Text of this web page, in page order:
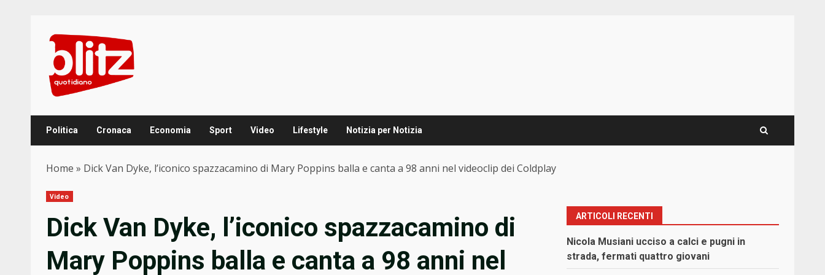
content
Politica Cronaca Economia Sport Video Lifestyle Notizia per Notizia
Home » Dick Van Dyke, l’iconico spazzacamino di Mary Poppins balla e canta a 98 anni nel videoclip dei Coldplay
Video
Dick Van Dyke, l’iconico spazzacamino di
Mary Poppins balla e canta a 98 anni nel
ARTICOLI RECENTI
Nicola Musiani ucciso a calci e pugni in
strada, fermati quattro giovani